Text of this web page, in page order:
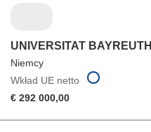
UNIVERSITAT BAYREUTH
Niemcy
Wkład UE netto
€ 292 000,00